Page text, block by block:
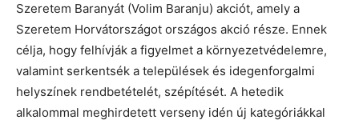
Szeretem Baranyát (Volim Baranju) akciót, amely a
Szeretem Horvátországot országos akció része. Ennek
célja, hogy felhívják a figyelmet a környezetvédelemre,
valamint serkentsék a települések és idegenforgalmi
helyszínek rendbetételét, szépítését. A hetedik
alkalommal meghirdetett verseny idén új kategóriákkal